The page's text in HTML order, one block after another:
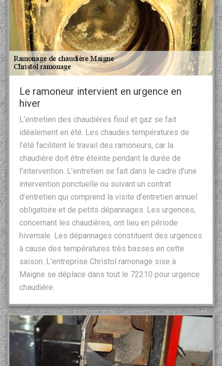
Le ramoneur intervient en urgence en
hiver
L’entretien des chaudières fioul et gaz se fait
idéalement en été. Les chaudes températures de
l’été facilitent le travail des ramoneurs, car la
chaudière doit être éteinte pendant la durée de
l’intervention. L’entretien se fait dans le cadre d’une
intervention ponctuelle ou suivant un contrat
d’entretien qui comprend la visite d’entretien annuel
obligatoire et de petits dépannages. Les urgences,
concernant les chaudières, ont lieu en période
hivernale. Les dépannages constituent des urgences
à cause des températures très basses en cette
saison. L’entreprise Christol ramonage sise à
Maigne se déplace dans tout le 72210 pour urgence
chaudière.